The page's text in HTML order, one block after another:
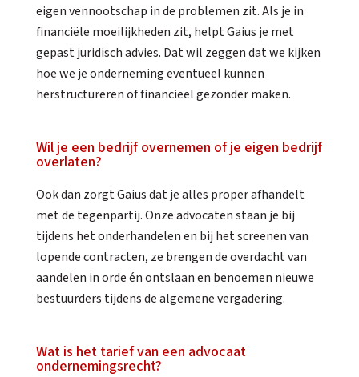
eigen vennootschap in de problemen zit. Als je in
financiële moeilijkheden zit, helpt Gaius je met
gepast juridisch advies. Dat wil zeggen dat we kijken
hoe we je onderneming eventueel kunnen
herstructureren of financieel gezonder maken.
Wil je een bedrijf overnemen of je eigen bedrijf
overlaten?
Ook dan zorgt Gaius dat je alles proper afhandelt
met de tegenpartij. Onze advocaten staan je bij
tijdens het onderhandelen en bij het screenen van
lopende contracten, ze brengen de overdacht van
aandelen in orde én ontslaan en benoemen nieuwe
bestuurders tijdens de algemene vergadering.
Wat is het tarief van een advocaat
ondernemingsrecht?